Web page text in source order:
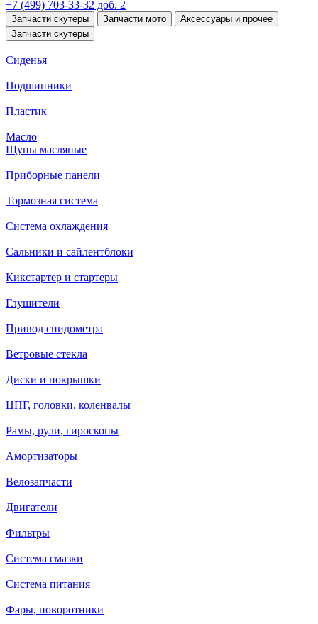
+7 (499) 703-33-32 доб. 2
Запчасти скутеры Запчасти мото
Аксессуары и прочее
Запчасти скутеры
Сиденья
Подшипники
Пластик
Масло
Щупы масляные
Приборные панели
Тормозная система
Система охлаждения
Сальники и сайлентблоки
Кикстартер и стартеры
Глушители
Привод спидометра
Ветровые стекла
Диски и покрышки
ЦПГ, головки, коленвалы
Рамы, рули, гироскопы
Амортизаторы
Велозапчасти
Двигатели
Фильтры
Система смазки
Система питания
Фары, поворотники